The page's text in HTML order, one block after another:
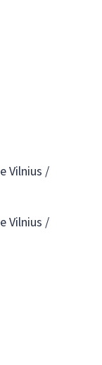
Vilnius /
Vilnius /